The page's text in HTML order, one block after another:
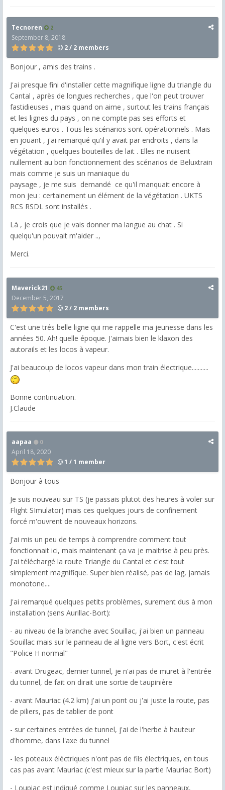
Tecnoren 2
September 8, 2018
2 / 2 members
Bonjour , amis des trains .
J'ai presque fini d'installer cette magnifique ligne du triangle du
Cantal , après de longues recherches , que l'on peut trouver
fastidieuses , mais quand on aime , surtout les trains français
et les lignes du pays , on ne compte pas ses efforts et
quelques euros . Tous les scénarios sont opérationnels . Mais
en jouant , j'ai remarqué qu'il y avait par endroits , dans la
végétation , quelques bouteilles de lait . Elles ne nuisent
nullement au bon fonctionnement des scénarios de Beluxtrain
mais comme je suis un maniaque du
paysage , je me suis demandé ce qu'il manquait encore à
mon jeu : certainement un élément de la végétation . UKTS
RCS RSDL sont installés .
Là , je crois que je vais donner ma langue au chat . Si
quelqu'un pouvait m'aider ..,
Merci.
Maverick21 45
December 5, 2017
2 / 2 members
C'est une trés belle ligne qui me rappelle ma jeunesse dans les
années 50. Ah! quelle époque. J'aimais bien le klaxon des
autorails et les locos à vapeur.
J'ai beaucoup de locos vapeur dans mon train électrique...........
Bonne continuation.
J.Claude
aapaa 0
April 18, 2020
1 / 1 member
Bonjour à tous
Je suis nouveau sur TS (je passais plutot des heures à voler sur
Flight SImulator) mais ces quelques jours de confinement
forcé m'ouvrent de nouveaux horizons.
J'ai mis un peu de temps à comprendre comment tout
fonctionnait ici, mais maintenant ça va je maitrise à peu près.
J'ai téléchargé la route Triangle du Cantal et c'est tout
simplement magnifique. Super bien réalisé, pas de lag, jamais
monotone....
J'ai remarqué quelques petits problèmes, surement dus à mon
installation (sens Aurillac-Bort):
- au niveau de la branche avec Souillac, j'ai bien un panneau
Souillac mais sur le panneau de al ligne vers Bort, c'est écrit
"Police H normal"
- avant Drugeac, dernier tunnel, je n'ai pas de muret à l'entrée
du tunnel, de fait on dirait une sortie de taupinière
- avant Mauriac (4.2 km) j'ai un pont ou j'ai juste la route, pas
de piliers, pas de tablier de pont
- sur certaines entrées de tunnel, j'ai de l'herbe à hauteur
d'homme, dans l'axe du tunnel
- les poteaux éléctriques n'ont pas de fils électriques, en tous
cas pas avant Mauriac (c'est mieux sur la partie Mauriac Bort)
- Loupiac est indiqué comme Loupiac sur les panneaux,